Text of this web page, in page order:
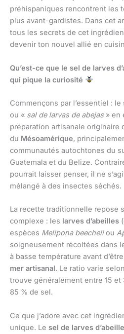
préhispaniques rencontrent les
plus avant-gardistes. Dans cet
tous les secrets de cet
devenir ton nouvel allié en
Qu’est-ce que le sel de larves
qui pique la curiosité
Commençons par l’essentiel : le
ou « sal de larvas de abejas» en
préparation artisanale originaire
du Mésoamérique,
communautés autochtones du
Guatemala et du Belize.
pourrait laisser penser, il ne
mélangé à des insectes séchés.
La recette traditionnelle repose
complexe : les larves d’abeilles
espèces Melipona beecheiiou
soigneusement récoltées dans
à basse température avant
mer artisanal. Le ratio varie
trouve généralement entre 15 et
85 % de sel.
Ce que j’adore avec cet
unique. Le sel de larves